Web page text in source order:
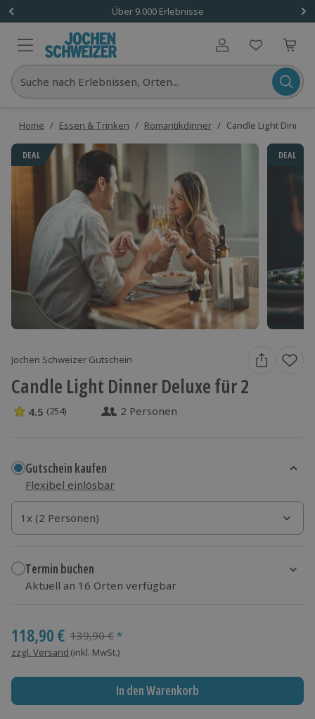
Über 9.000 Erlebnisse
Benutzerkonto
Suche nach Erlebnissen, Orten...
Home / Essen & Trinken / Romantikdinner / Candle Light Dinner
DEAL DEAL
Jochen Schweizer Gutschein
Candle Light Dinner Deluxe für 2
4.5 Sterne von 5 aus 254 Bewertungen
4.5 (254) 2 Personen
Gutschein kaufen
Flexibel einlösbar
1x (2 Personen)
1x (2 Personen)
1x (2 Personen)
Termin buchen
Aktuell an 16 Orten verfügbar
118,90 € Streichpreis
139,90 € *
zzgl. Versand (inkl. MwSt.)
In den Warenkorb